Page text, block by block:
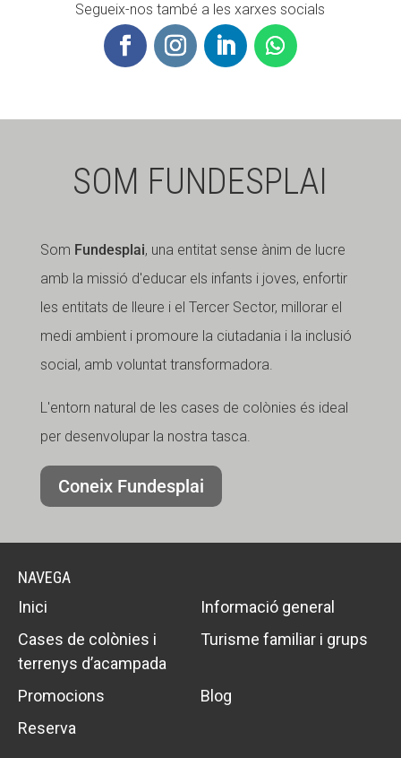
Segueix-nos també a les xarxes socials
SOM FUNDESPLAI
Som Fundesplai, una entitat sense ànim de lucre
amb la missió d'educar els infants i joves, enfortir
les entitats de lleure i el Tercer Sector, millorar el
medi ambient i promoure la ciutadania i la inclusió
social, amb voluntat transformadora.
L'entorn natural de les cases de colònies és ideal
per desenvolupar la nostra tasca.
Coneix Fundesplai
NAVEGA
Inici
Informació general
Cases de colònies i
terrenys d’acampada
Turisme familiar i grups
Promocions
Blog
Reserva